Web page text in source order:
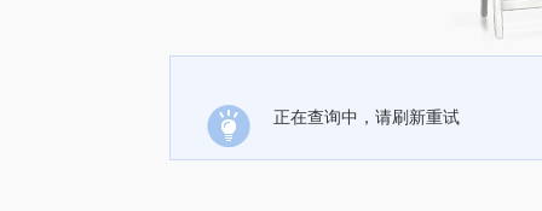
正在查询中，请刷新重试